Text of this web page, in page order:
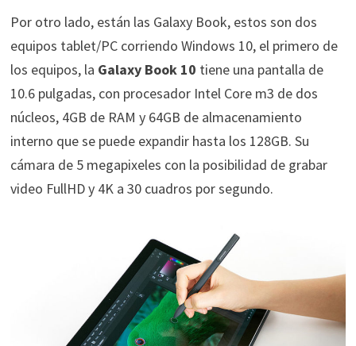
Por otro lado, están las Galaxy Book, estos son dos
equipos tablet/PC corriendo Windows 10, el primero de
los equipos, la Galaxy Book 10 tiene una pantalla de
10.6 pulgadas, con procesador Intel Core m3 de dos
núcleos, 4GB de RAM y 64GB de almacenamiento
interno que se puede expandir hasta los 128GB. Su
cámara de 5 megapixeles con la posibilidad de grabar
video FullHD y 4K a 30 cuadros por segundo.